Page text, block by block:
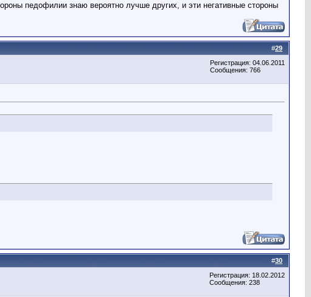
педофилии знаю вероятно лучше других, и эти негативные стороны
#29
Регистрация: 04.06.2011
Сообщения: 766
#30
Регистрация: 18.02.2012
Сообщения: 238